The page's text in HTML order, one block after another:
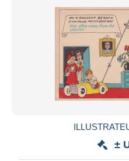
±